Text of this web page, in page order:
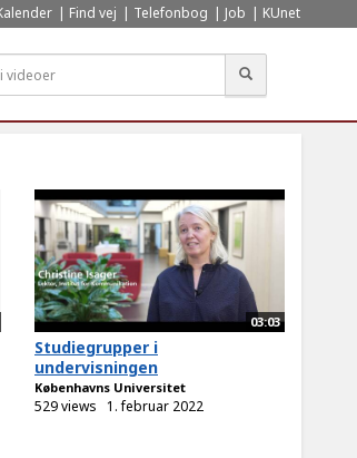
Find vej Telefonbog Job KUnet
03:03
Studiegrupper i
undervisningen
Københavns Universitet
529 views 1. februar 2022